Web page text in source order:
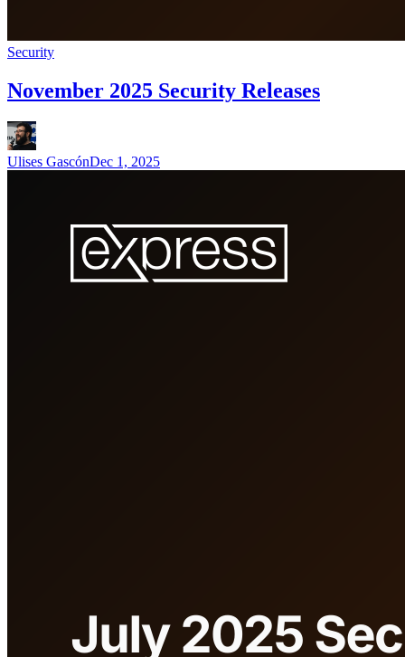
Security
November 2025 Security Releases
Ulises GascónDec 1, 2025